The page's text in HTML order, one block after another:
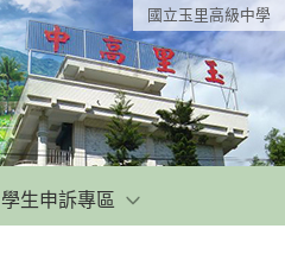
國立玉里高級中學
學生申訴專區